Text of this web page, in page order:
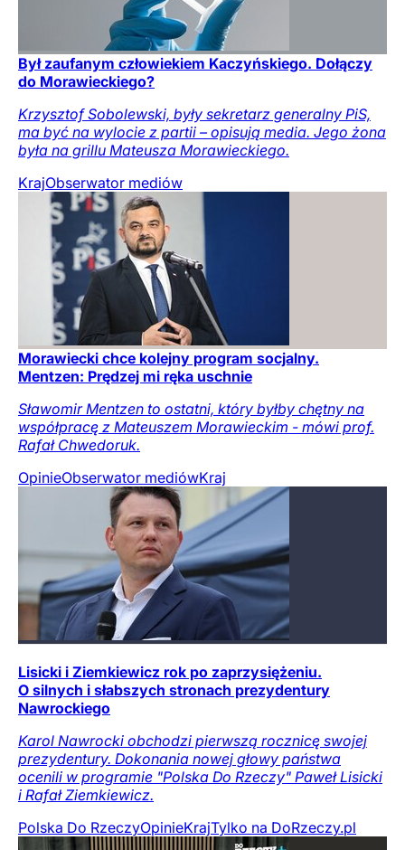
Był zaufanym człowiekiem Kaczyńskiego. Dołączy
do Morawieckiego?
Krzysztof Sobolewski, były sekretarz generalny PiS,
ma być na wylocie z partii – opisują media. Jego żona
była na grillu Mateusza Morawieckiego.
KrajObserwator mediów
Morawiecki chce kolejny program socjalny.
Mentzen: Prędzej mi ręka uschnie
Sławomir Mentzen to ostatni, który byłby chętny na
współpracę z Mateuszem Morawieckim - mówi prof.
Rafał Chwedoruk.
OpinieObserwator mediówKraj
Lisicki i Ziemkiewicz rok po zaprzysiężeniu.
O silnych i słabszych stronach prezydentury
Nawrockiego
Karol Nawrocki obchodzi pierwszą rocznicę swojej
prezydentury. Dokonania nowej głowy państwa
ocenili w programie "Polska Do Rzeczy" Paweł Lisicki
i Rafał Ziemkiewicz.
Polska Do RzeczyOpinieKrajTylko na DoRzeczy.pl